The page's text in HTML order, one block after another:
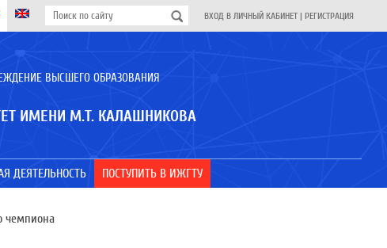
ВХОД В ЛИЧНЫЙ КАБИНЕТ | РЕГИСТРАЦИЯ
ВЫСШЕГО ОБРАЗОВАНИЯ
ИМЕНИ М.Т. КАЛАШНИКОВА
ДЕЯТЕЛЬНОСТЬ ПОСТУПИТЬ В ИЖГТУ
чемпиона